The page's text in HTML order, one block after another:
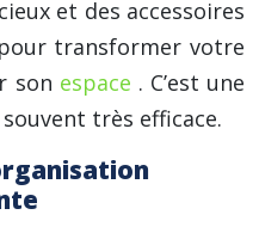
et des accessoires
transformer votre
son espace . C’est une
très efficace.